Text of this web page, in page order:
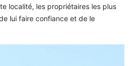
localité, les propriétaires les plus
lui faire confiance et de le